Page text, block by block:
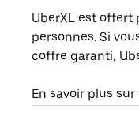
UberXL est offert
personnes. Si
coffre garanti,
En savoir plus sur